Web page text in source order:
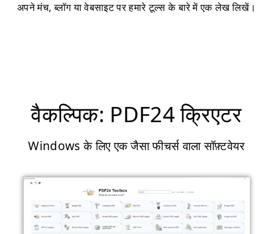
अपने मंच, ब्लॉग या वेबसाइट पर हमारे टूल्स के बारे में एक लेख लिखें।
वैकल्पिक: PDF24 क्रिएटर
Windows के लिए एक जैसा फीचर्स वाला सॉफ़्टवेयर